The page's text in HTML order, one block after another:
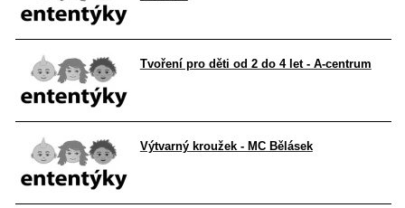
Tvoření pro děti od 2 do 4 let - A-centrum
Výtvarný kroužek - MC Bělásek